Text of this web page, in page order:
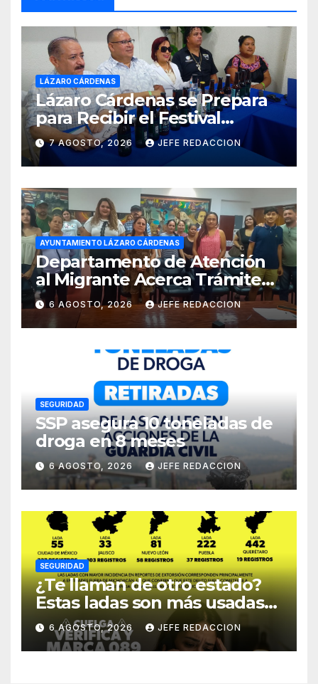
LÁZARO CÁRDENAS
Lázaro Cárdenas se Prepara
para Recibir el Festival
Internacional de la Cerveza
Costa de Michoacán 2026
7 AGOSTO, 2026 JEFE REDACCION
AYUNTAMIENTO LÁZARO CÁRDENAS
Departamento de Atención
al Migrante Acerca Trámite
de Pasaportes
Estadounidenses a
Residentes de Lázaro
Cárdenas
6 AGOSTO, 2026 JEFE REDACCION
SEGURIDAD
SSP asegura 10 toneladas de
droga en 8 meses
6 AGOSTO, 2026 JEFE REDACCION
SEGURIDAD
¿Te llaman de otro estado?
Estas ladas son más usadas
para extorsionar en
Michoacán
6 AGOSTO, 2026 JEFE REDACCION